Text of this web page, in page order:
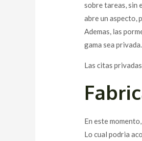
sobre tareas, sin
abre un aspecto,
Ademas, las
gama sea privada.
Las citas
En este
Lo cual podria